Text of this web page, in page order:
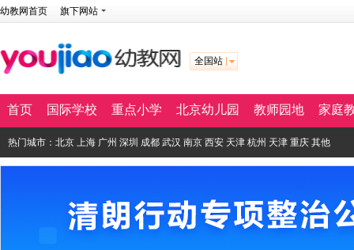
幼教网首页 旗下网站
全国站
首页 国际学校 重点小学 北京幼儿园 教师园地 家庭
热门城市： 北京 上海 广州 深圳 成都 武汉 南京 西安 天津 杭州 天津 重庆 其他